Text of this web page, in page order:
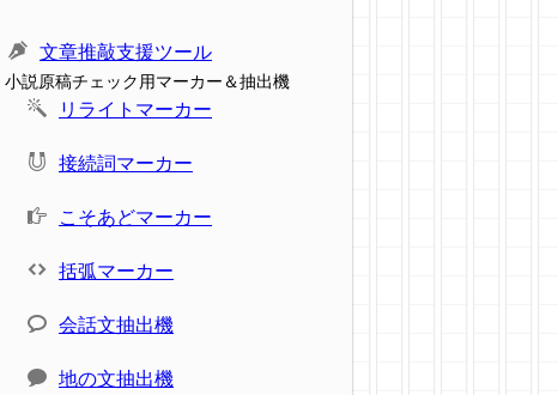
文章推敲支援ツール
小説原稿チェック用マーカー＆抽出機
リライトマーカー
接続詞マーカー
こそあどマーカー
括弧マーカー
会話文抽出機
地の文抽出機